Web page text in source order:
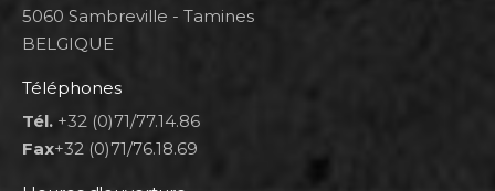
5060 Sambreville - Tamines
BELGIQUE
Téléphones
Tél. +32 (0)71/77.14.86
Fax+32 (0)71/76.18.69